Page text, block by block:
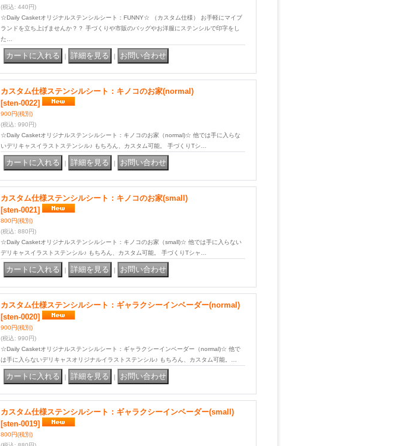
(税込: 440円)
☆Daily Casketオリジナルステンシルシート：FUNNY☆ （カスタム仕様） お手軽にマイブ
ランドを立ち上げませんか？？ 手づくりや市販のバッグやお洋服にステンシルで印字をし
た…
｜ ｜
カスタム仕様ステンシルシート：キノコのお家(normal)
[sten-0022]
900円(税別)
(税込: 990円)
☆Daily Casketオリジナルステンシルシート：キノコのお家（normal)☆ 他では手に入らな
いデリキャスイラストステンシル♪ もちろん、カスタム可能。 手づくりTシ…
｜ ｜
カスタム仕様ステンシルシート：キノコのお家(small)
[sten-0021]
800円(税別)
(税込: 880円)
☆Daily Casketオリジナルステンシルシート：キノコのお家（small)☆ 他では手に入らない
デリキャスイラストステンシル♪ もちろん、カスタム可能。 手づくりTシャ…
｜ ｜
カスタム仕様ステンシルシート：ギャラクシーインベーダー(normal)
[sten-0020]
900円(税別)
(税込: 990円)
☆Daily Casketオリジナルステンシルシート：ギャラクシーインベーダー（normal)☆ 他で
は手に入らないデリキャスオリジナルイラストステンシル♪ もちろん、カスタム可能。…
｜ ｜
カスタム仕様ステンシルシート：ギャラクシーインベーダー(small)
[sten-0019]
800円(税別)